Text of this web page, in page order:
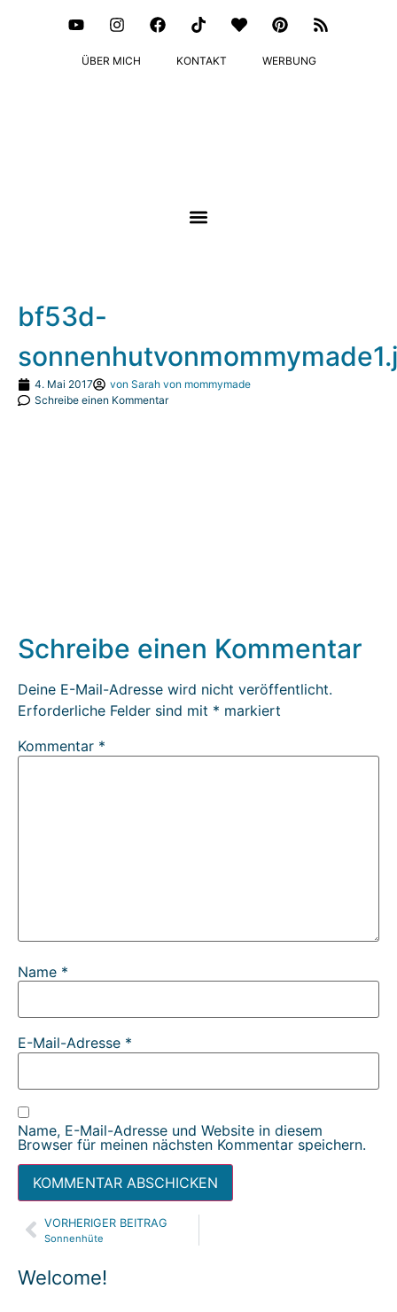
ÜBER MICH KONTAKT WERBUNG
Welcome!
bf53d-
4. Mai 2017 von Sarah von mommymade
Schreibe einen Kommentar
Schreibe einen Kommentar
Deine E-Mail-Adresse wird nicht veröffentlicht.
Erforderliche Felder sind mit * markiert
Kommentar *
Name *
E-Mail-Adresse *
Name, E-Mail-Adresse und Website in diesem
Browser für meinen nächsten Kommentar speichern.
Alternative:
VORHERIGER BEITRAG
Sonnenhüte